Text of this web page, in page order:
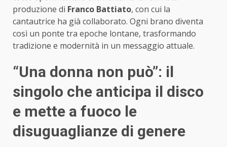
produzione di Franco Battiato, con cui la
cantautrice ha già collaborato. Ogni brano diventa
così un ponte tra epoche lontane, trasformando
tradizione e modernità in un messaggio attuale.
“Una donna non può”: il
singolo che anticipa il disco
e mette a fuoco le
disuguaglianze di genere